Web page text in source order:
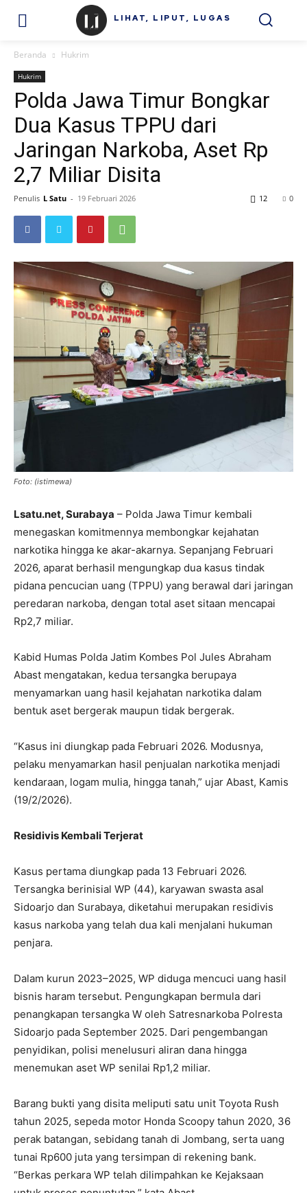
LIHAT, LIPUT, LUGAS
Beranda Hukrim
Hukrim
Polda Jawa Timur Bongkar
Dua Kasus TPPU dari
Jaringan Narkoba, Aset Rp
2,7 Miliar Disita
Penulis L Satu - 19 Februari 2026 0
12
Foto: (istimewa)
Lsatu.net,Surabaya – Polda Jawa Timur kembali
menegaskan komitmennya membongkar kejahatan
narkotika hingga ke akar-akarnya. Sepanjang Februari
2026, aparat berhasil mengungkap dua kasus tindak
pidana pencucian uang (TPPU) yang berawal dari jaringan
peredaran narkoba, dengan total aset sitaan mencapai
Rp2,7 miliar.
Kabid Humas Polda Jatim Kombes Pol Jules Abraham
Abast mengatakan, kedua tersangka berupaya
menyamarkan uang hasil kejahatan narkotika dalam
bentuk aset bergerak maupun tidak bergerak.
“Kasus ini diungkap pada Februari 2026. Modusnya,
pelaku menyamarkan hasil penjualan narkotika menjadi
kendaraan, logam mulia, hingga tanah,” ujar Abast, Kamis
(19/2/2026).
Residivis Kembali Terjerat
Kasus pertama diungkap pada 13 Februari 2026.
Tersangka berinisial WP (44), karyawan swasta asal
Sidoarjo dan Surabaya, diketahui merupakan residivis
kasus narkoba yang telah dua kali menjalani hukuman
penjara.
Dalam kurun 2023–2025, WP diduga mencuci uang hasil
bisnis haram tersebut. Pengungkapan bermula dari
penangkapan tersangka W oleh Satresnarkoba Polresta
Sidoarjo pada September 2025. Dari pengembangan
penyidikan, polisi menelusuri aliran dana hingga
menemukan aset WP senilai Rp1,2 miliar.
Barang bukti yang disita meliputi satu unit Toyota Rush
tahun 2025, sepeda motor Honda Scoopy tahun 2020, 36
perak batangan, sebidang tanah di Jombang, serta uang
tunai Rp600 juta yang tersimpan di rekening bank.
“Berkas perkara WP telah dilimpahkan ke Kejaksaan